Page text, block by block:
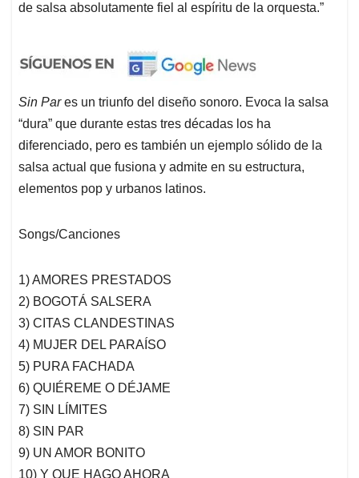
de salsa absolutamente fiel al espíritu de la orquesta.”
Sin Pares un triunfo del diseño sonoro. Evoca la salsa
“dura” que durante estas tres décadas los ha
diferenciado, pero es también un ejemplo sólido de la
salsa actual que fusiona y admite en su estructura,
elementos pop y urbanos latinos.
Songs/Canciones
1) AMORES PRESTADOS
2) BOGOTÁ SALSERA
3) CITAS CLANDESTINAS
4) MUJER DEL PARAÍSO
5) PURA FACHADA
6) QUIÉREME O DÉJAME
7) SIN LÍMITES
8) SIN PAR
9) UN AMOR BONITO
10) Y QUE HAGO AHORA